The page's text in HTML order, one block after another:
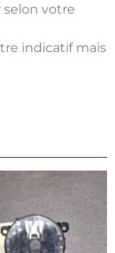
selon votre
indicatif mais